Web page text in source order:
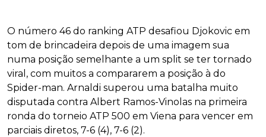
O número 46 do ranking ATP desafiou Djokovic em
tom de brincadeira depois de uma imagem sua
numa posição semelhante a um split se ter tornado
viral, com muitos a compararem a posição à do
Spider-man. Arnaldi superou uma batalha muito
disputada contra Albert Ramos-Vinolas na primeira
ronda do torneio ATP 500 em Viena para vencer em
parciais diretos, 7-6 (4), 7-6 (2).